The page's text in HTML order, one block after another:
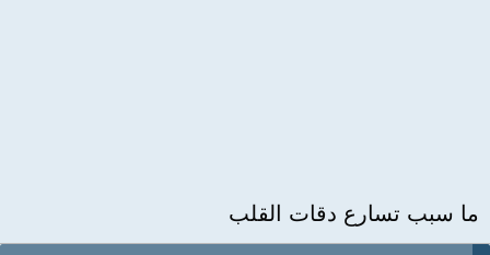
ما سبب تسارع دقات القلب